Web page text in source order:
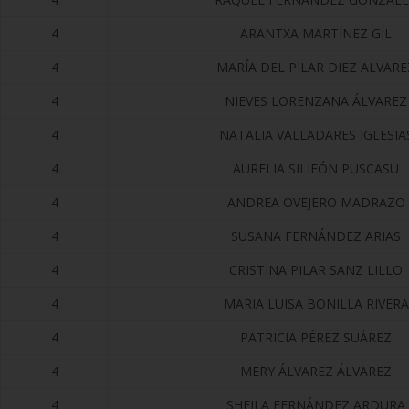
4
ARANTXA MARTÍNEZ GIL
4
MARÍA DEL PILAR DIEZ
4
NIEVES LORENZANA ÁLVAREZ
4
NATALIA VALLADARES
4
AURELIA SILIFÓN PUSCASU
4
ANDREA OVEJERO MADRAZO
4
SUSANA FERNÁNDEZ ARIAS
4
CRISTINA PILAR SANZ LILLO
4
MARIA LUISA BONILLA RIVERA
4
PATRICIA PÉREZ SUÁREZ
4
MERY ÁLVAREZ ÁLVAREZ
4
SHEILA FERNÁNDEZ ARDURA